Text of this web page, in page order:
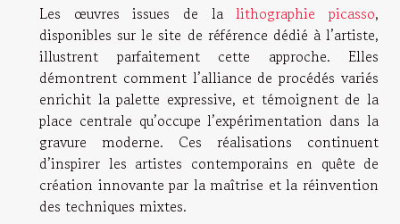
Les œuvres issues de lalithographie picasso,
disponibles sur le site de référence dédié à l’artiste,
illustrent parfaitement cette approche. Elles
démontrent comment l’alliance de procédés variés
enrichit la palette expressive, et témoignent de la
place centrale qu’occupe l’expérimentation dans la
gravure moderne. Ces réalisations continuent
d’inspirer les artistes contemporains en quête de
création innovante par la maîtrise et la réinvention
des techniques mixtes.